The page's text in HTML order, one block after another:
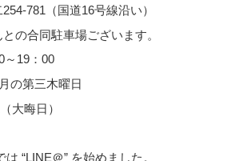
781（国道16号線沿い）
の合同駐車場ございます。
19：00
の第三木曜日
大晦日）
“LINE＠” を始めました。